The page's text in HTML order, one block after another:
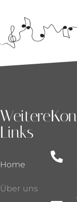
Weitere
Links
Home
Über uns